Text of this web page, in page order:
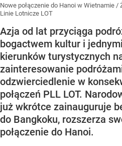
Nowe połączenie do Hanoi w Wietnamie /
Linie Lotnicze LOT
Azja od lat przyciąga
bogactwem kultur i
kierunków turystycznych
zainteresowanie
odzwierciedlenie w
połączeń PLL LOT.
już wkrótce zainauguruje
do Bangkoku, rozszerza
połączenie do Hanoi.